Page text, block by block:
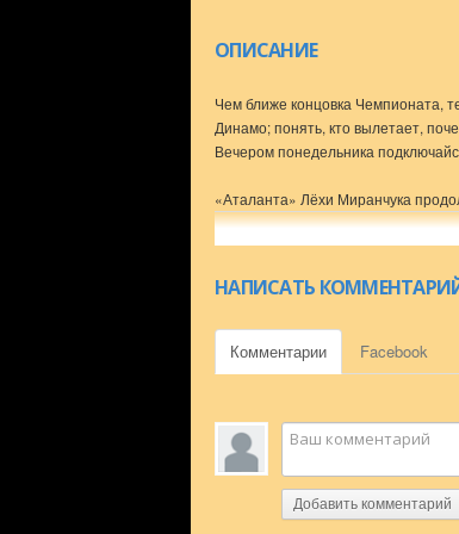
ОПИСАНИЕ
Чем ближе концовка Чемпионата,
Динамо; понять, кто вылетает,
Вечером понедельника
«Аталанта» Лёхи Миранчука
если в Европе впереди
«Ювентуса». Смотрим и
Заходи в гости: http://
Костя: https://t.me/kgenich
Рома: https://t.me/romanguttsait
Сан Саныч: https://t.me/
00:00 — Погнали, братва!
НАПИСАТЬ
Комментарии Facebook
Добавить комментарий